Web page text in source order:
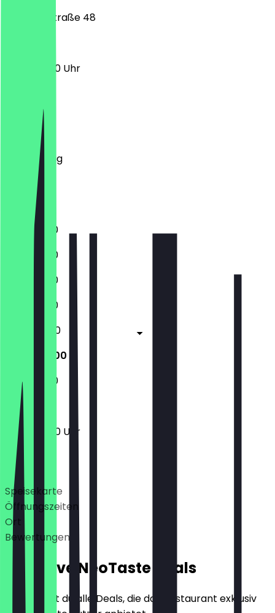
Adalbertstraße 48
11:00 - 22:00 Uhr
Dienstag
Mittwoch
Donnerstag
Freitag
Samstag
Sonntag
11:00 - 21:00
11:00 - 21:00
11:00 - 21:00
11:00 - 21:00
11:00 - 22:00
11:00 - 22:00
11:00 - 21:00
11:00 - 22:00 Uhr
Deals
Speisekarte
Öffnungszeiten
Ort
Bewertungen
Exklusive NeoTaste Deals
Hier findest du alle Deals, die das Restaurant exklusiv